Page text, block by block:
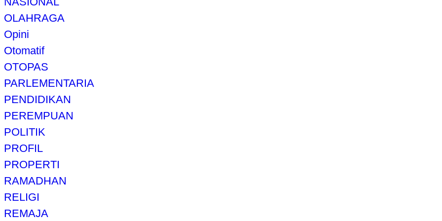
OLAHRAGA
Opini
Otomatif
OTOPAS
PARLEMENTARIA
PENDIDIKAN
PEREMPUAN
POLITIK
PROFIL
PROPERTI
RAMADHAN
RELIGI
REMAJA